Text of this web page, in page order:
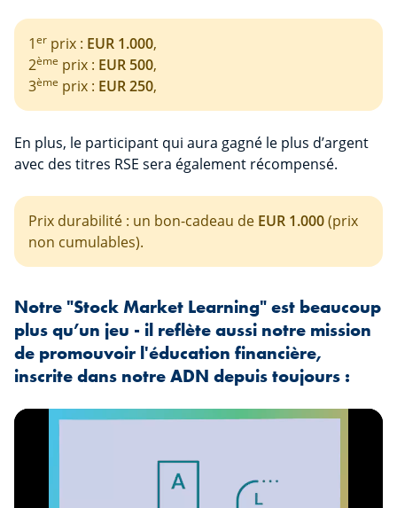
1er prix : EUR 1.000,
2ème prix : EUR 500,
3ème prix : EUR 250,
En plus, le participant qui aura gagné le plus d’argent
avec des titres RSE sera également récompensé.
Prix durabilité : un bon-cadeau de EUR 1.000(prix
non cumulables).
Notre "Stock Market Learning" est beaucoup
plus qu’un jeu - il reflète aussi notre mission
de promouvoir l'éducation financière,
inscrite dans notre ADN depuis toujours :